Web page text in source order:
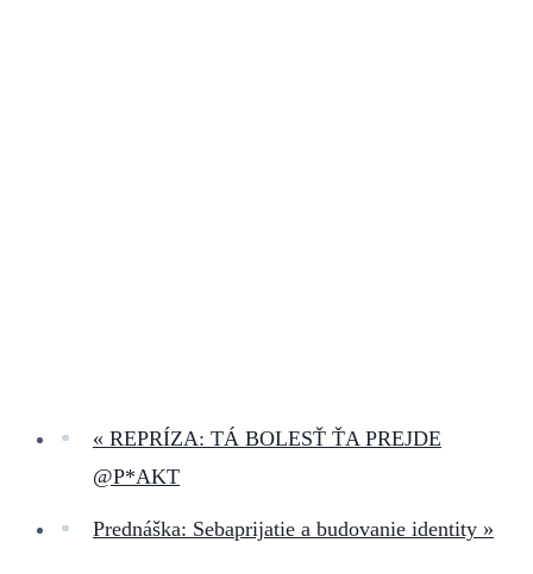
« REPRÍZA: TÁ BOLESŤ ŤA PREJDE
@P*AKT
Prednáška: Sebaprijatie a budovanie identity »